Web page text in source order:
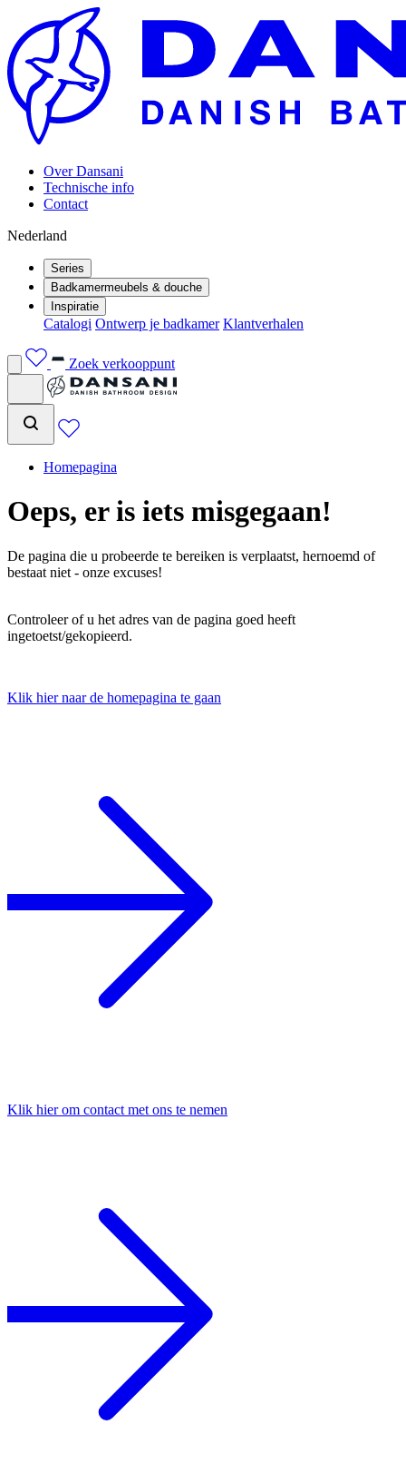
Over Dansani
Technische info
Contact
Nederland
Series
Badkamermeubels & douche
Inspiratie
Catalogi Ontwerp je badkamer Klantverhalen
Zoek verkooppunt
Homepagina
Oeps, er is iets misgegaan!
De pagina die u probeerde te bereiken is verplaatst, hernoemd of
bestaat niet - onze excuses!
Controleer of u het adres van de pagina goed heeft
ingetoetst/gekopieerd.
Klik hier naar de homepagina te gaan
Klik hier om contact met ons te nemen